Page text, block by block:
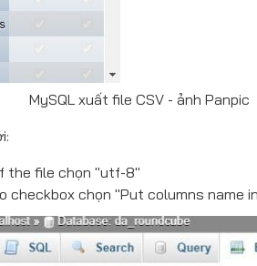
MySQL xuất file CSV - ảnh Panpic
the file chọn "utf-8"
chọn "Put columns name